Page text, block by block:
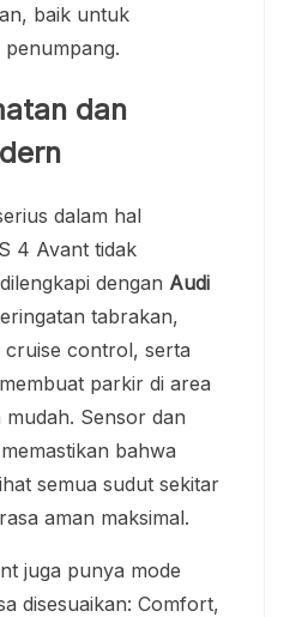
baik untuk
dan
dalam hal
4 Avant tidak
dengan Audi
tabrakan,
cruise control, serta
parkir di area
mudah. Sensor dan
bahwa
semua sudut sekitar
aman maksimal.
juga punya mode
disesuaikan: Comfort,